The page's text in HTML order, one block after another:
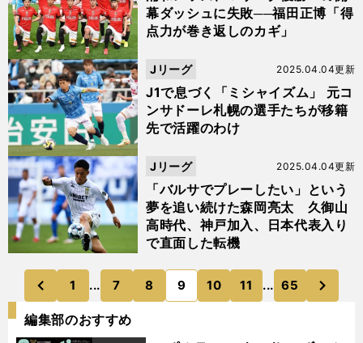
幕ダッシュに失敗──福田正博「得
点力が巻き返しのカギ」
J1で息づく「ミシャイズム」 元コ
ンサドーレ札幌の選手たちが移籍
先で活躍のわけ
2025.04.04更新
Jリーグ
「バルサでプレーしたい」という
夢を追い続けた森岡亮太 久御山
高時代、神戸加入、日本代表入り
で直面した転機
2025.04.04更新
Jリーグ
前
1 ... 7 8 9 10 11 ... 65
編集部のおすすめ